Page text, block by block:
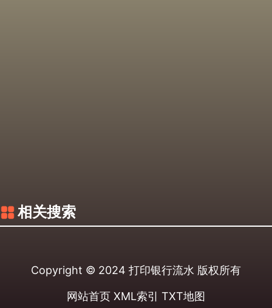
相关搜索
Copyright © 2024 打印银行流水 版权所有
网站首页 XML索引 TXT地图